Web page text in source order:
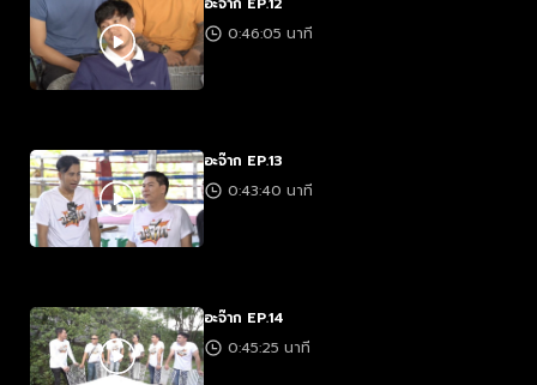
0:46:05 นาที
อะจ๊าก EP.13
0:43:40 นาที
อะจ๊าก EP.14
0:45:25 นาที